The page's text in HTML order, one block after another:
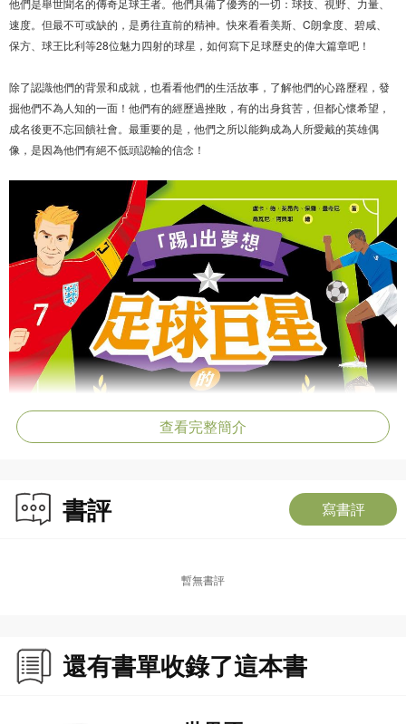
速度。但最不可或缺的，是勇往直前的精神。快來看看美斯、C朗拿度、碧咸、
保方、球王比利等28位魅力四射的球星，如何寫下足球歷史的偉大篇章吧！
除了認識他們的背景和成就，也看看他們的生活故事，了解他們的心路歷程，發
掘他們不為人知的一面！他們有的經歷過挫敗，有的出身貧苦，但都心懷希望，
成名後更不忘回饋社會。最重要的是，他們之所以能夠成為人所愛戴的英雄偶
像，是因為他們有絕不低頭認輸的信念！
查看完整簡介
書評 寫書評
暫無書評
還有書單收錄了這本書